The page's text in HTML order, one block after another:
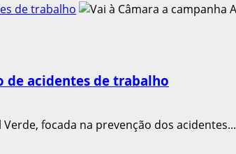
de trabalho
de acidentes de trabalho
focada na prevenção dos acidentes...